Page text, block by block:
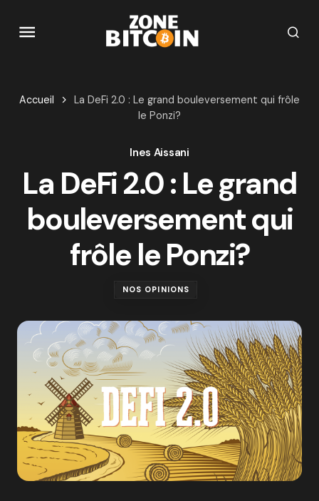
Accueil
La DeFi 2.0 : Le grand bouleversement qui frôle
le Ponzi?
Ines Aissani
La DeFi 2.0 : Le grand
bouleversement qui
frôle le Ponzi?
NOS OPINIONS